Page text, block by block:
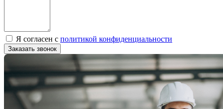
Я согласен с политикой конфиденциальности
Заказать звонок